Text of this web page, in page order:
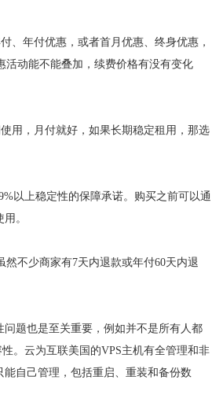
、年付优惠，或者首月优惠、终身优惠，
活动能不能叠加，续费价格有没有变化
用，月付就好，如果长期稳定租用，那选
以上稳定性的保障承诺。购买之前可以通
。
不少商家有7天内退款或年付60天内退
题也是至关重要，例如并不是所有人都
。云为互联美国的VPS主机有全管理和非
自己管理，包括重启、重装和备份数